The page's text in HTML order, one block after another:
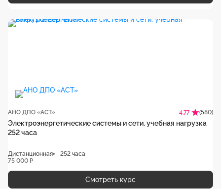
АНО ДПО «АСТ» 4.77 (580)
Электроэнергетические системы и сети, учебная нагрузка
252 часа
Дистанционная
252 часа
75 000 ₽
Смотреть курс